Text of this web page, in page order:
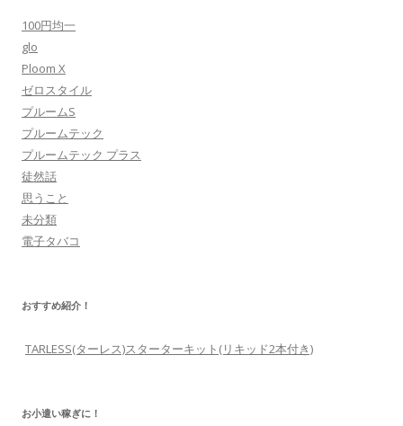
100円均一
glo
Ploom X
ゼロスタイル
プルームS
プルームテック
プルームテック プラス
徒然話
思うこと
未分類
電子タバコ
おすすめ紹介！
TARLESS(ターレス)スターターキット(リキッド2本付き)
お小遣い稼ぎに！